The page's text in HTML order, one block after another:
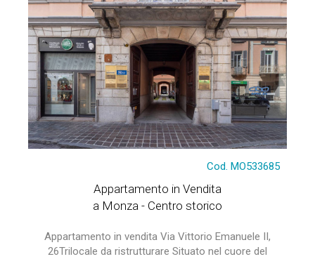
Cod. MO533685
Appartamento in Vendita
a Monza - Centro storico
Appartamento in vendita Via Vittorio Emanuele II,
26Trilocale da ristrutturare Situato nel cuore del